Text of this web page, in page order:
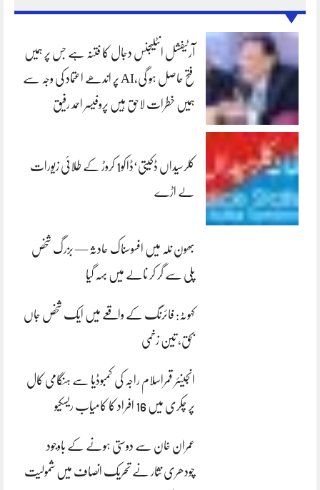
آرٹیفشل انٹلیجنس دجال کا فتنہ ہے جس پر ہمیں
فتح حاصل ہو گی،AI پر اندھے اعتماد کی وجہ سے
ہمیں خطرات لاحق ہیں پروفیسر احمد رفیق
کلرسیداں ڈکیتی‘ڈاکو1 کروڑ کے طلائی زیورات
لے اڑے
بھون نلہ میں افسوسناک حادثہ — بزرگ شخص
پلی سے گر کر نالے میں بہہ گیا
کہوٹہ: فائرنگ کے واقعے میں ایک شخص جاں
بحق، تین زخمی
انجینئر قمراسلام راجہ کی کمبوڈیا سے ہنگامی کال
پر چکری میں 16 افراد کا کامیاب ریسکیو
عمران خان سے دوستی ہونے کے باوجود
چودھری نثار نے تحریک انصاف میں شمولیت